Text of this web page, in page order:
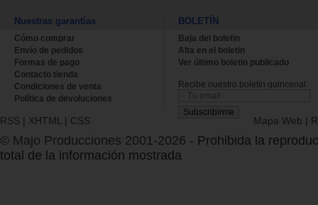
Nuestras garantías
Cómo comprar
Envío de pedidos
Formas de pago
Contacto tienda
Condiciones de venta
Política de devoluciones
BOLETÍN
Baja del boletin
Alta en el boletin
Ver último boletin publicado
Recibe nuestro boletín quincenal.
RSS | XHTML | CSS Mapa Web |
© Majo Producciones 2001-2026 - Prohibida la
total de la información mostrada